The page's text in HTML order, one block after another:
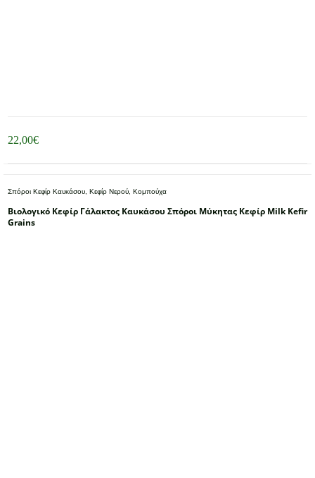
22,00€
Σπόροι Κεφίρ Καυκάσου, Κεφίρ Νερού, Κομπούχα
Βιολογικό Κεφίρ Γάλακτος Καυκάσου Σπόροι Μύκητας Κεφίρ Milk Kefir
Grains